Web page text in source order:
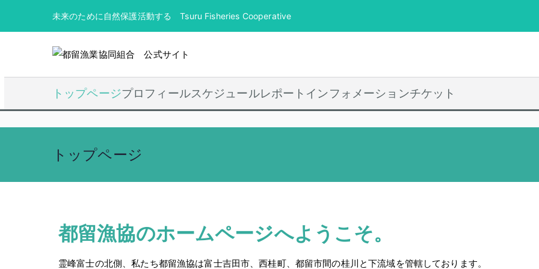
未来のために自然保護活動する Tsuru Fisheries Cooperative
都留漁業協同組合
トップページプロフィールスケジュールレポート インフォメーションチケット
トップページ
都留漁協のホームページへようこそ。
霊峰富士の北側、私たち都留漁協は富士吉田市、西桂町、都留市間の桂川と下流域を管轄しております。